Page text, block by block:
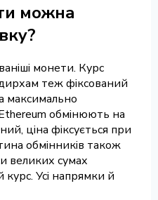
можна
монети. Курс
теж фіксований
максимально
обмінюють на
ціна фіксується при
обмінників також
великих сумах
курс. Усі напрямки й